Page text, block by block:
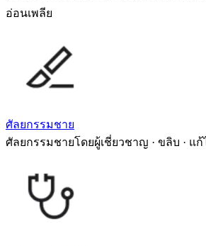
อ่อนเพลีย
ศัลยกรรมชาย
ศัลยกรรมชายโดยผู้เชี่ยวชาญ · ขลิบ · แ